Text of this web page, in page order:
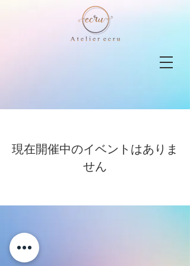
現在開催中のイベントはありま
せん